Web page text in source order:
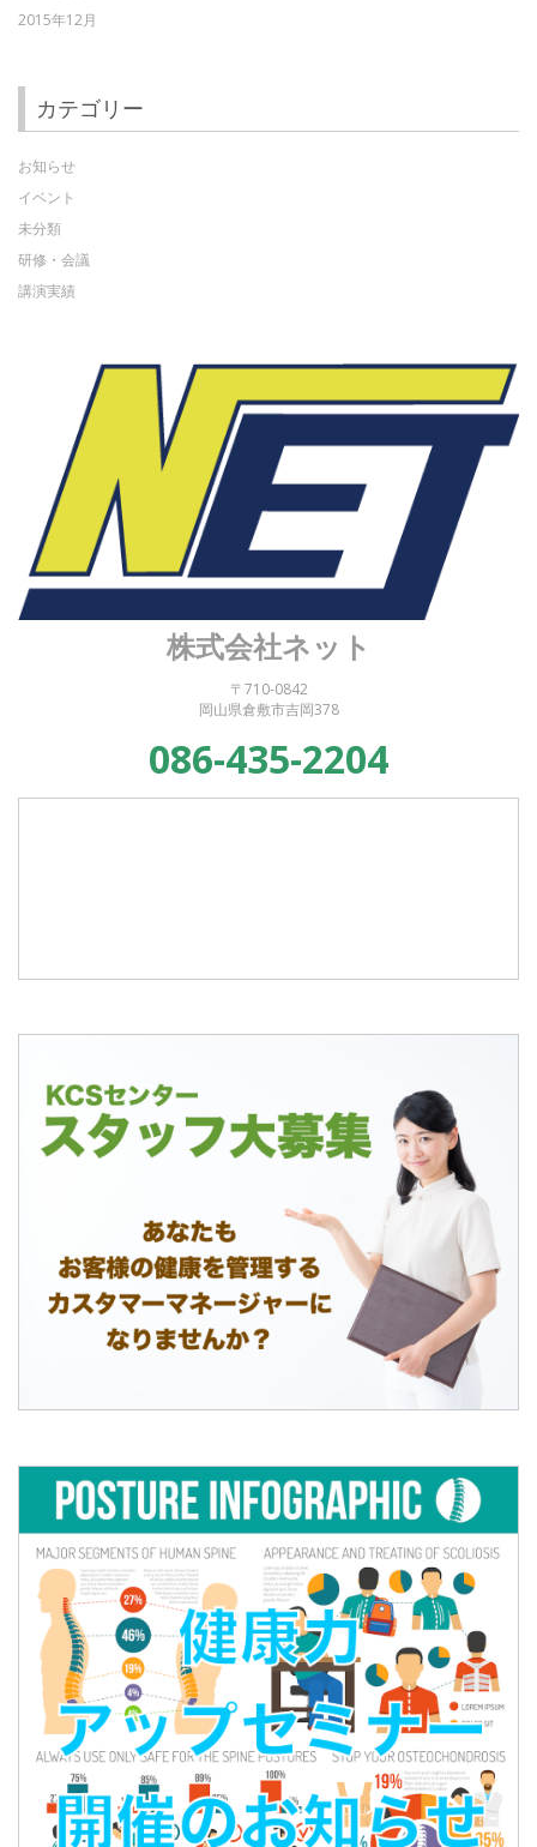
2015年12月
カテゴリー
お知らせ
イベント
未分類
研修・会議
講演実績
株式会社ネット
〒710-0842
岡山県倉敷市吉岡378
086-435-2204